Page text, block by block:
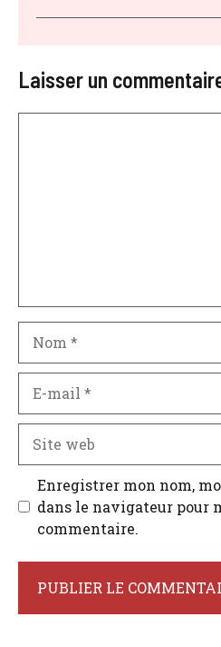
Laisser un
mail
web
Enregistrer mon nom,
dans le navigateur pour
commentaire.